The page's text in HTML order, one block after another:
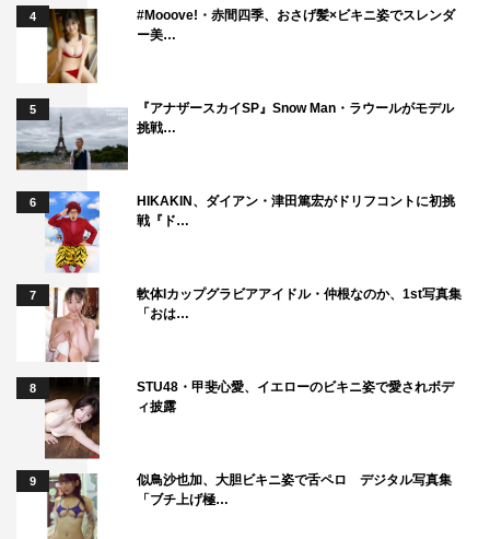
4
#Mooove!・赤間四季、おさげ髪×ビキニ姿でスレンダ
ー美…
5
『アナザースカイSP』Snow Man・ラウールがモデル
挑戦…
6
HIKAKIN、ダイアン・津田篤宏がドリフコントに初挑
戦『ド…
7
軟体Iカップグラビアアイドル・仲根なのか、1st写真集
「おは…
8
STU48・甲斐心愛、イエローのビキニ姿で愛されボデ
ィ披露
9
似鳥沙也加、大胆ビキニ姿で舌ペロ デジタル写真集
「ブチ上げ極…